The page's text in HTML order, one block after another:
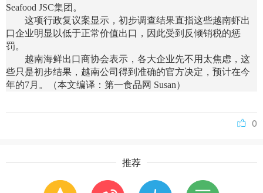
Seafood JSC集团。
这项行政复议案显示，初步调查结果直指这些越南虾出
口企业明显以低于正常价值出口，因此受到反倾销税的惩
罚。
越南海鲜出口商协会表示，各大企业先不用太焦虑，这
些只是初步结果，越南公司得到准确的官方决定，预计在今
年的7月。（本文编译：第一食品网 Susan）
0
推荐